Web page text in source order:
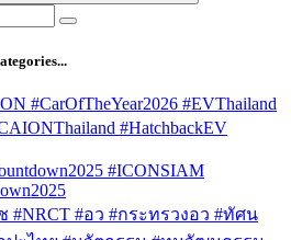
#CarOfTheYear2026 #EVThailand
#HatchbackEV
#ICONSIAM
#NRCT #อว #กระทรวงอว #ทัศน